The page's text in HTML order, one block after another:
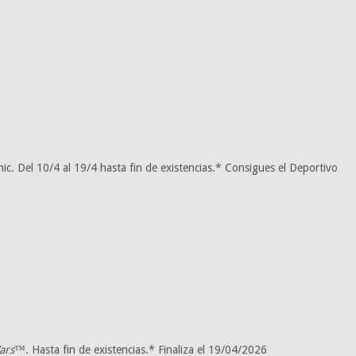
Del 10/4 al 19/4 hasta fin de existencias.* Consigues el Deportivo
™. Hasta fin de existencias.* Finaliza el 19/04/2026